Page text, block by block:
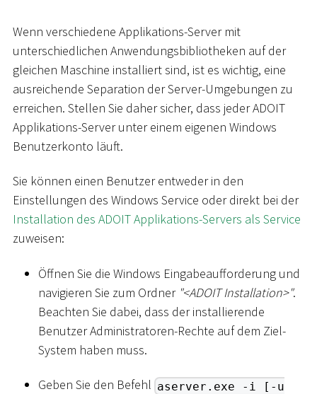
Wenn verschiedene Applikations-Server mit
unterschiedlichen Anwendungsbibliotheken auf der
gleichen Maschine installiert sind, ist es wichtig, eine
ausreichende Separation der Server-Umgebungen zu
erreichen. Stellen Sie daher sicher, dass jeder ADOIT
Applikations-Server unter einem eigenen Windows
Benutzerkonto läuft.
Sie können einen Benutzer entweder in den
Einstellungen des Windows Service oder direkt bei der
Installation des ADOIT Applikations-Servers als Service
zuweisen:
Öffnen Sie die Windows Eingabeaufforderung und
navigieren Sie zum Ordner "<ADOIT Installation>".
Beachten Sie dabei, dass der installierende
Benutzer Administratoren-Rechte auf dem Ziel-
System haben muss.
Geben Sie den Befehl aserver.exe -i [-u